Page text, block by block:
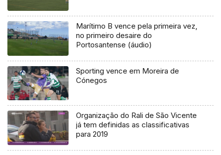
Marítimo B vence pela primeira vez,
no primeiro desaire do
Portosantense (áudio)
Sporting vence em Moreira de
Cónegos
Organização do Rali de São Vicente
já tem definidas as classificativas
para 2019